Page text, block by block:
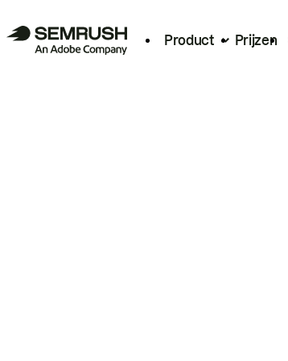
Product Prijzen